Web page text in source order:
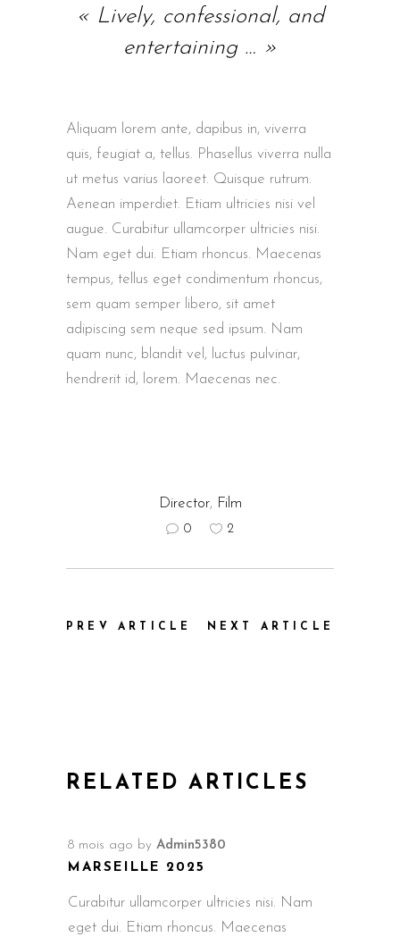
« Lively, confessional, and
entertaining … »
Aliquam lorem ante, dapibus in, viverra
quis, feugiat a, tellus. Phasellus viverra nulla
ut metus varius laoreet. Quisque rutrum.
Aenean imperdiet. Etiam ultricies nisi vel
augue. Curabitur ullamcorper ultricies nisi.
Nam eget dui. Etiam rhoncus. Maecenas
tempus, tellus eget condimentum rhoncus,
sem quam semper libero, sit amet
adipiscing sem neque sed ipsum. Nam
quam nunc, blandit vel, luctus pulvinar,
hendrerit id, lorem. Maecenas nec.
Director, Film
0 2
PREV ARTICLE NEXT ARTICLE
RELATED ARTICLES
8 mois ago by Admin5380
MARSEILLE 2025
Curabitur ullamcorper ultricies nisi. Nam
eget dui. Etiam rhoncus. Maecenas